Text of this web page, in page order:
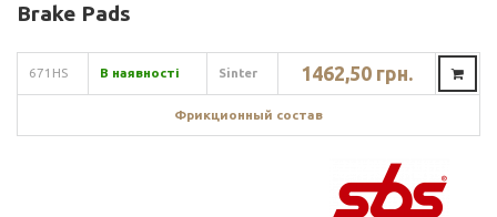
Brake Pads
671HS В наявності Sinter 1462,50 грн.
Фрикционный состав